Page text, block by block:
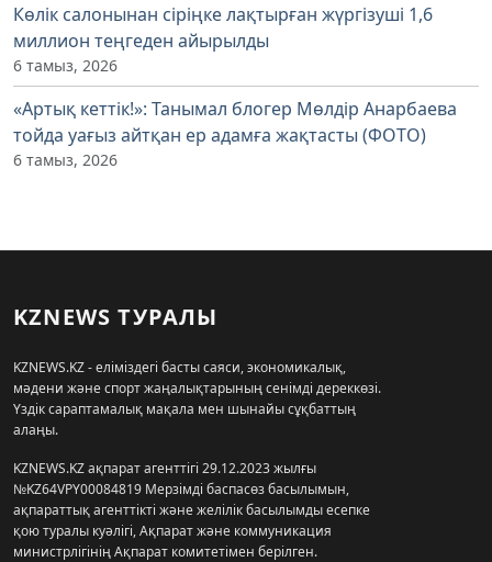
Көлік салонынан сіріңке лақтырған жүргізуші 1,6
миллион теңгеден айырылды
6 тамыз, 2026
«Артық кеттік!»: Танымал блогер Мөлдір Анарбаева
тойда уағыз айтқан ер адамға жақтасты (ФОТО)
6 тамыз, 2026
KZNEWS ТУРАЛЫ
KZNEWS.KZ - еліміздегі басты саяси, экономикалық,
мәдени және спорт жаңалықтарының сенімді дереккөзі.
Үздік сараптамалық мақала мен шынайы сұқбаттың
алаңы.
KZNEWS.KZ ақпарат агенттігі 29.12.2023 жылғы
№KZ64VPY00084819 Мерзімді баспасөз басылымын,
ақпараттық агенттікті және желілік басылымды есепке
қою туралы куәлігі, Ақпарат және коммуникация
министрлігінің Ақпарат комитетімен берілген.